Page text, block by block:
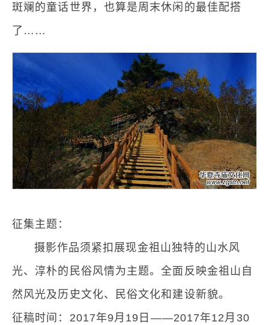
斑斓的童话世界，也算是周末休闲的最佳配搭
了……
征集主题：
摄影作品须紧扣展现金祖山独特的山水风
光、淳朴的民俗风情为主题。全面反映金祖山自
然风光及历史文化、民俗文化和建设新貌。
征稿时间：2017年9月19日——2017年12月30